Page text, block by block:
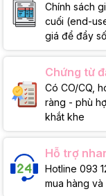
Chính sách
cuối (end-
giá để đẩy
Chứng từ
Có CO/CQ,
ràng - phù
khắt khe
Hỗ trợ
Hotline 093
mua hàng